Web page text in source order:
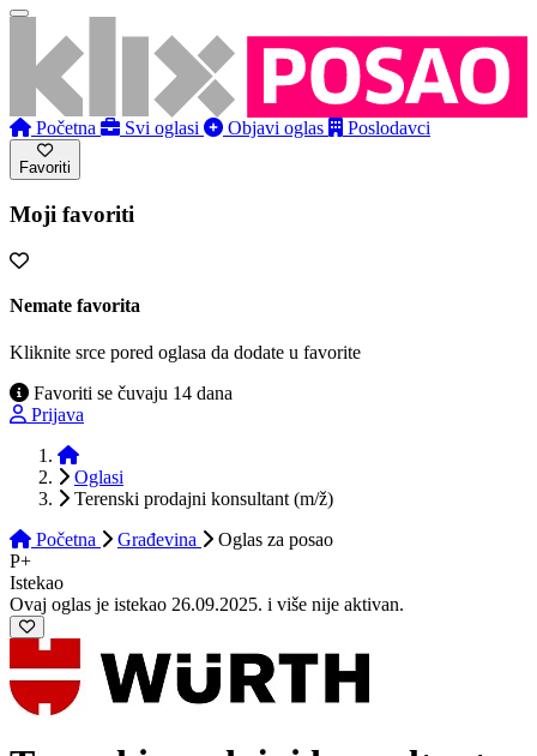
Početna Svi oglasi Objavi oglas Poslodavci
Favoriti
Moji favoriti
Nemate favorita
Kliknite srce pored oglasa da dodate u favorite
Favoriti se čuvaju 14 dana
Prijava
Početna
Oglasi
Terenski prodajni konsultant (m/ž)
Početna
Građevina Oglas za posao
P+
Istekao
Ovaj oglas je istekao 26.09.2025. i više nije aktivan.